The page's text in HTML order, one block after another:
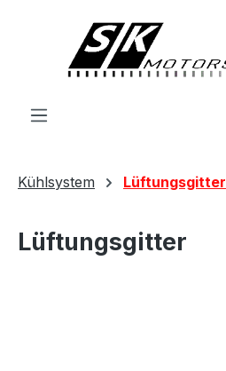
Kühlsystem Lüftungsgitter
Lüftungsgitter